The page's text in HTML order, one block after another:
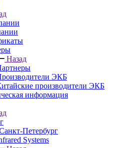
Назад
ЭКБ
производители ЭКБ
информация
Петербург
Systems